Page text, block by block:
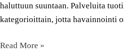
haluttuun suuntaan. Palveluita
kategorioittain, jotta havainnointi
Read More »